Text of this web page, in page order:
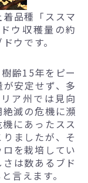
品種「ススマ
ウ収穫量の約
ウです。
齢15年をピー
安定せず、多
ア州では見向
滅の危機に瀕
にあったスス
ましたが、そ
を栽培してい
は数あるブド
言えます。